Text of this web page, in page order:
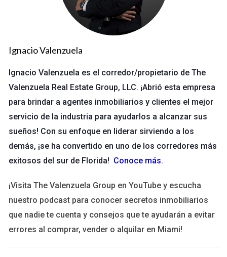
puede ser inmediato, con una caída en la demanda de
propiedades debido al miedo y la incertidumbre. Sin embargo,
a largo plazo, algunos mercados pueden experimentar un
aumento en la demanda debido a la reconstrucción y
Caso 1: La Costa del Golfo
La Costa del Golfo ha sido testigo de varios huracanes
devastadores a lo largo de los años. Después del huracán
Katrina en 2005, muchas áreas experimentaron una caída
drástica en los precios de las propiedades. Sin embargo, con
el tiempo, las inversiones en infraestructura y el deseo de
propiedades que antes eran consideradas riesgosas
comenzaron a ser vistas como oportunidades. Esta
transformación se debió en gran parte a programas
gubernamentales que incentivaron la compra y renovación de
Ignacio Valenzuela
Ignacio Valenzuela es el corredor/propietario de The
Valenzuela Real Estate Group, LLC. ¡Abrió esta empresa
para brindar a agentes inmobiliarios y clientes el mejor
servicio de la industria para ayudarlos a alcanzar sus
sueños! Con su enfoque en liderar sirviendo a los
demás, ¡se ha convertido en uno de los corredores más
exitosos del sur de Florida! Conoce más.
¡Visita The Valenzuela Group en YouTube y escucha
nuestro podcast para conocer secretos inmobiliarios
que nadie te cuenta y consejos que te ayudarán a evitar
errores al comprar, vender o alquilar en Miami!